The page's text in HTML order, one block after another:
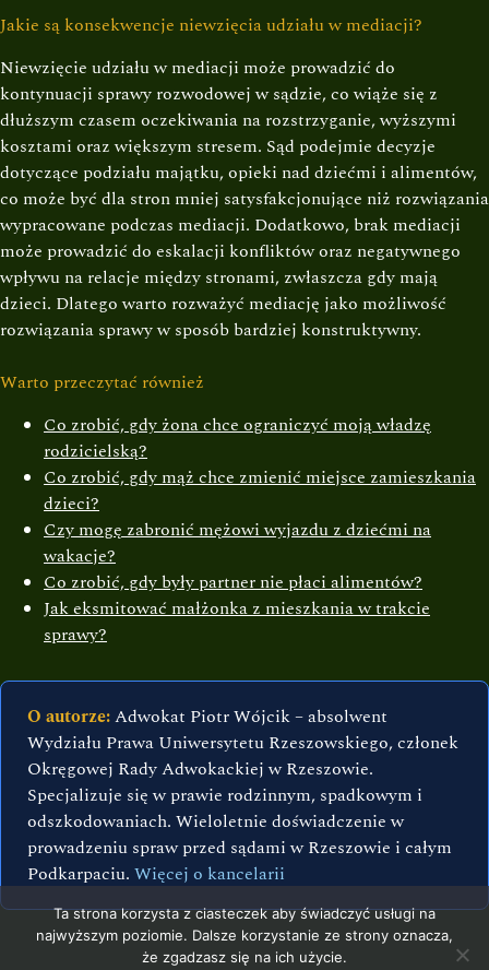
Jakie są konsekwencje niewzięcia udziału w mediacji?
Niewzięcie udziału w mediacji może prowadzić do
kontynuacji sprawy rozwodowej w sądzie, co wiąże się z
dłuższym czasem oczekiwania na rozstrzyganie, wyższymi
kosztami oraz większym stresem. Sąd podejmie decyzje
dotyczące podziału majątku, opieki nad dziećmi i alimentów,
co może być dla stron mniej satysfakcjonujące niż rozwiązania
wypracowane podczas mediacji. Dodatkowo, brak mediacji
może prowadzić do eskalacji konfliktów oraz negatywnego
wpływu na relacje między stronami, zwłaszcza gdy mają
dzieci. Dlatego warto rozważyć mediację jako możliwość
rozwiązania sprawy w sposób bardziej konstruktywny.
Warto przeczytać również
Co zrobić, gdy żona chce ograniczyć moją władzę
rodzicielską?
Co zrobić, gdy mąż chce zmienić miejsce zamieszkania
dzieci?
Czy mogę zabronić mężowi wyjazdu z dziećmi na
wakacje?
Co zrobić, gdy były partner nie płaci alimentów?
Jak eksmitować małżonka z mieszkania w trakcie
sprawy?
O autorze:Adwokat Piotr Wójcik – absolwent
Wydziału Prawa Uniwersytetu Rzeszowskiego, członek
Okręgowej Rady Adwokackiej w Rzeszowie.
Specjalizuje się w prawie rodzinnym, spadkowym i
odszkodowaniach. Wieloletnie doświadczenie w
prowadzeniu spraw przed sądami w Rzeszowie i całym
Podkarpaciu. Więcej o kancelarii
Ta strona korzysta z ciasteczek aby świadczyć usługi na
najwyższym poziomie. Dalsze korzystanie ze strony oznacza,
że zgadzasz się na ich użycie.